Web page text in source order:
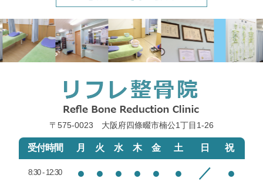
EMSをしましたが説明もタ
ブレットで3段階強弱などの
詳しい説明をしてもらいあと
説明がとても丁寧でわかりや
すくとてもお手頃なのでまた
機会があればいこうと思いま
す。
＜院長のコメント＞
筋肉は３層に分かれているの
ですが、どの層を鍛えるのか
まで調節できるとの事だった
ので、私はインナーマッスル
るようにしてもらいました。
電流の強さ加減を自分で調節
させてもらえたのもここが初
めてでした（とても有り難か
ったです）が、強くすると腰
電気が流れて来るので、筋肉
〒575-0023 大阪府四條畷市楠公1丁目1‐26
受付時間 月 火 水 木 金 土 日 祝
8:30 - 12:30 ● ● ● ● ● ● ／ ●